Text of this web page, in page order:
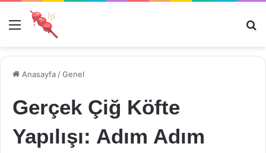
Menü
Anasayfa /Genel
Gerçek Çiğ Köfte
Yapılışı: Adım Adım